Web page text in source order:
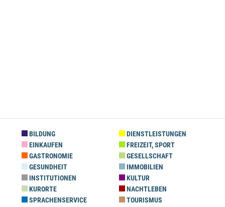
BILDUNG
DIENSTLEISTUNGEN
EINKAUFEN
FREIZEIT, SPORT
GASTRONOMIE
GESELLSCHAFT
GESUNDHEIT
IMMOBILIEN
INSTITUTIONEN
KULTUR
KURORTE
NACHTLEBEN
SPRACHENSERVICE
TOURISMUS